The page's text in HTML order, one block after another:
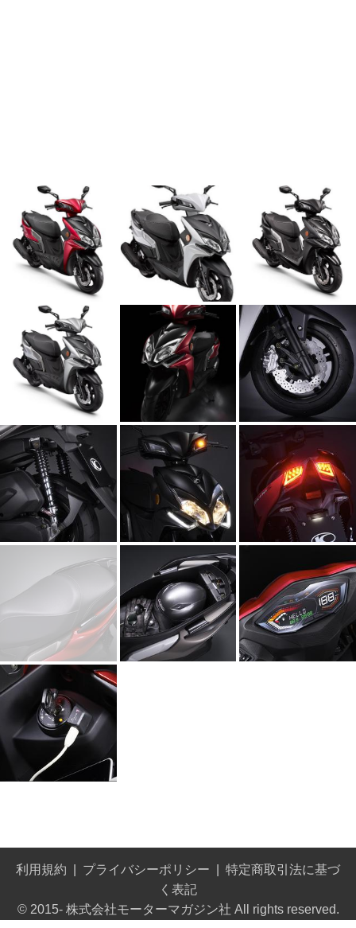
利用規約 プライバシーポリシー
特定商取引法に基づ
く表記
© 2015- 株式会社モーターマガジン社 All rights reserved.